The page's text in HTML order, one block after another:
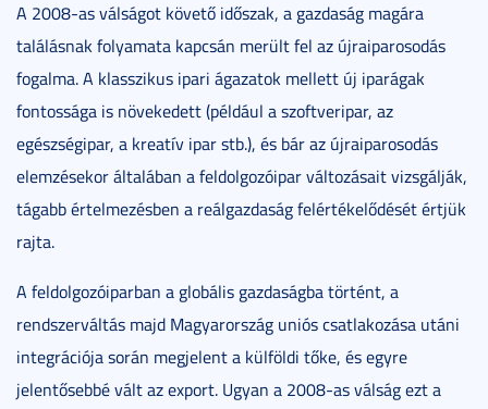
A 2008-as válságot követő időszak, a gazdaság magára
találásnak folyamata kapcsán merült fel az újraiparosodás
fogalma. A klasszikus ipari ágazatok mellett új iparágak
fontossága is növekedett (például a szoftveripar, az
egészségipar, a kreatív ipar stb.), és bár az újraiparosodás
elemzésekor általában a feldolgozóipar változásait vizsgálják,
tágabb értelmezésben a reálgazdaság felértékelődését értjük
rajta.
A feldolgozóiparban a globális gazdaságba történt, a
rendszerváltás majd Magyarország uniós csatlakozása utáni
integrációja során megjelent a külföldi tőke, és egyre
jelentősebbé vált az export. Ugyan a 2008-as válság ezt a